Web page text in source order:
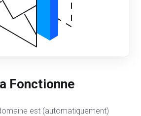
Fonctionne
est (automatiquement)